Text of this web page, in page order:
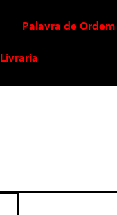
Palavra de Ordem
Livraria